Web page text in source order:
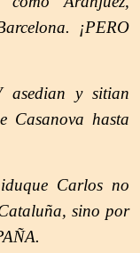
¡PERO
y sitian
Casanova hasta
Carlos no
sino por